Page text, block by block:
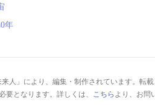
年
人」により、編集・制作されています。転載
要となります。詳しくは、 こちら より、お問